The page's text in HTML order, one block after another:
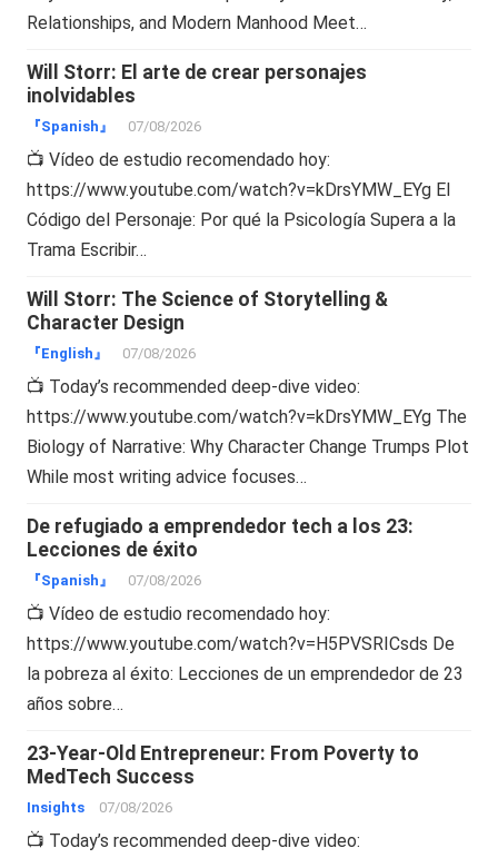
Relationships, and Modern Manhood Meet…
Will Storr: El arte de crear personajes
inolvidables
『Spanish』 07/08/2026
📺 Vídeo de estudio recomendado hoy:
https://www.youtube.com/watch?v=kDrsYMW_EYg El
Código del Personaje: Por qué la Psicología Supera a la
Trama Escribir…
Will Storr: The Science of Storytelling &
Character Design
『English』 07/08/2026
📺 Today’s recommended deep-dive video:
https://www.youtube.com/watch?v=kDrsYMW_EYg The
Biology of Narrative: Why Character Change Trumps Plot
While most writing advice focuses…
De refugiado a emprendedor tech a los 23:
Lecciones de éxito
『Spanish』 07/08/2026
📺 Vídeo de estudio recomendado hoy:
https://www.youtube.com/watch?v=H5PVSRICsds De
la pobreza al éxito: Lecciones de un emprendedor de 23
años sobre…
23-Year-Old Entrepreneur: From Poverty to
MedTech Success
Insights 07/08/2026
📺 Today’s recommended deep-dive video: